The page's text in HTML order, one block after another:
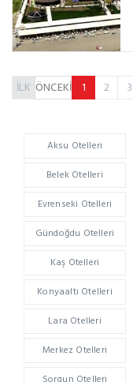
İLK ÖNCEKİ 1 2 3
Aksu Otelleri
Belek Otelleri
Evrenseki Otelleri
Gündoğdu Otelleri
Kaş Otelleri
Konyaaltı Otelleri
Lara Otelleri
Merkez Otelleri